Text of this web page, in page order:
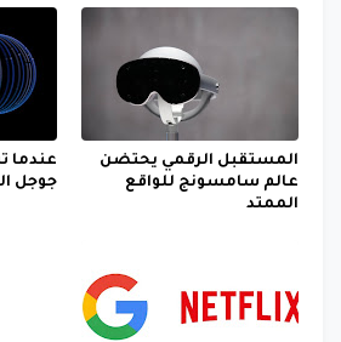
المستقبل الرقمي يحتضن
عالم سامسونج للواقع
الممتد
عندما
جوجل